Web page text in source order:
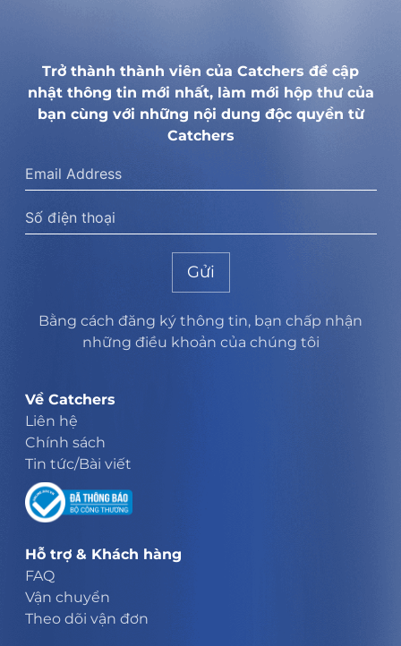
Trở thành thành viên của Catchers để cập
nhật thông tin mới nhất, làm mới hộp thư của
bạn cùng với những nội dung độc quyền từ
Catchers
Gửi
Bằng cách đăng ký thông tin, bạn chấp nhận
những điều khoản của chúng tôi
Về Catchers
Liên hệ
Chính sách
Tin tức/Bài viết
Hỗ trợ & Khách hàng
FAQ
Vận chuyển
Theo dõi vận đơn